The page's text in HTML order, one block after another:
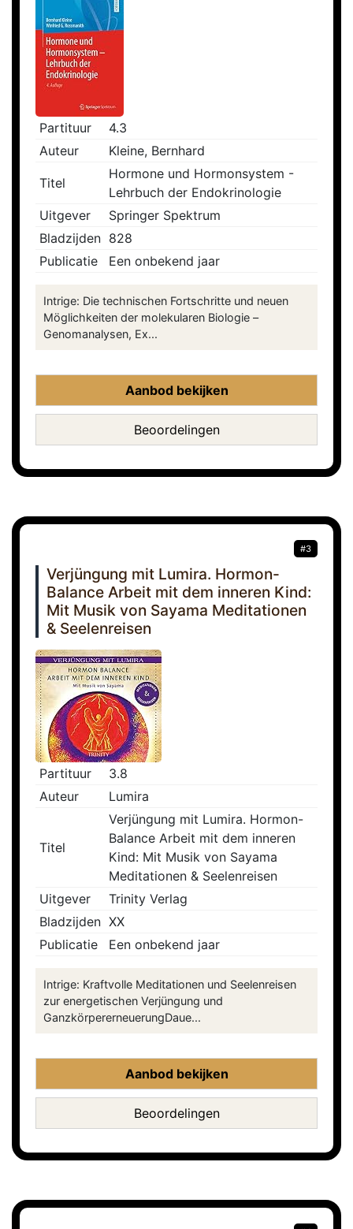
Partituur
4.3
Auteur
Kleine, Bernhard
Titel
Hormone und Hormonsystem -
Lehrbuch der Endokrinologie
Uitgever
Springer Spektrum
Bladzijden 828
Publicatie
Een onbekend jaar
Intrige: Die technischen Fortschritte und neuen
Möglichkeiten der molekularen Biologie –
Genomanalysen, Ex...
Aanbod bekijken
Beoordelingen
#3
Verjüngung mit Lumira. Hormon-
Balance Arbeit mit dem inneren Kind:
Mit Musik von Sayama Meditationen
& Seelenreisen
Partituur
3.8
Auteur
Lumira
Titel
Verjüngung mit Lumira. Hormon-
Balance Arbeit mit dem inneren
Kind: Mit Musik von Sayama
Meditationen & Seelenreisen
Uitgever
Trinity Verlag
Bladzijden XX
Publicatie
Een onbekend jaar
Intrige: Kraftvolle Meditationen und Seelenreisen
zur energetischen Verjüngung und
GanzkörpererneuerungDaue...
Aanbod bekijken
Beoordelingen